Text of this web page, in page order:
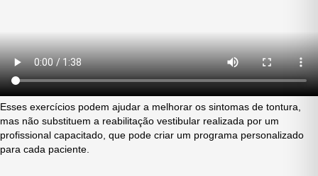
Esses exercícios podem ajudar a melhorar os sintomas de tontura,
mas não substituem a reabilitação vestibular realizada por um
profissional capacitado, que pode criar um programa personalizado
para cada paciente.